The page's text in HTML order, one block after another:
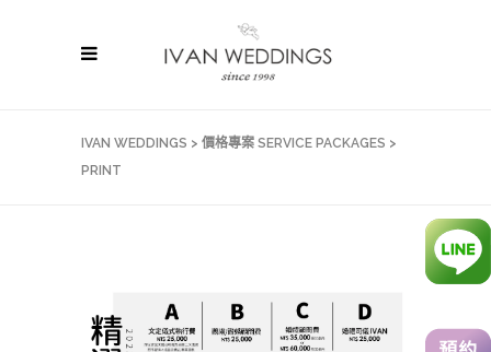
IVAN WEDDINGS > 價格專案 SERVICE PACKAGES >
PRINT